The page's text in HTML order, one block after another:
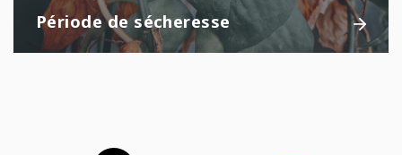
Période de sécheresse